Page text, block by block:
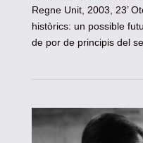
Regne Unit, 2003, 23’
històrics: un possible
de por de principis del